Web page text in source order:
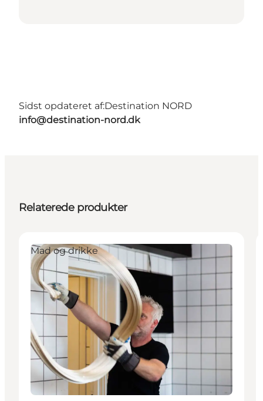
Sidst opdateret af:Destination NORD
info@destination-nord.dk
Relaterede produkter
Mad og drikke